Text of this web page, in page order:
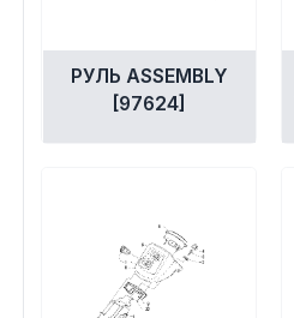
РУЛЬ ASSEMBLY
[97624]